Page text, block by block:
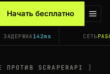
Начать бесплатно
ЗАДЕРЖКА 142ms СЕТЬ
ПРОТИВ SCRAPERAPI